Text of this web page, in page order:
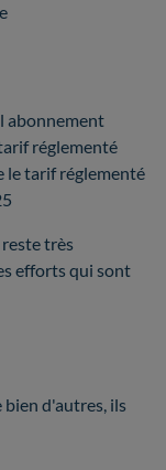
abonnement
réglementé
le tarif réglementé
reste très
efforts qui sont
bien d'autres, ils